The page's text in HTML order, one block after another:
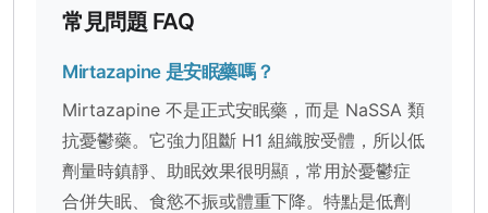
常見問題 FAQ
Mirtazapine 是安眠藥嗎？
Mirtazapine 不是正式安眠藥，而是 NaSSA 類
抗憂鬱藥。它強力阻斷 H1 組織胺受體，所以低
劑量時鎮靜、助眠效果很明顯，常用於憂鬱症
合併失眠、食慾不振或體重下降。特點是低劑